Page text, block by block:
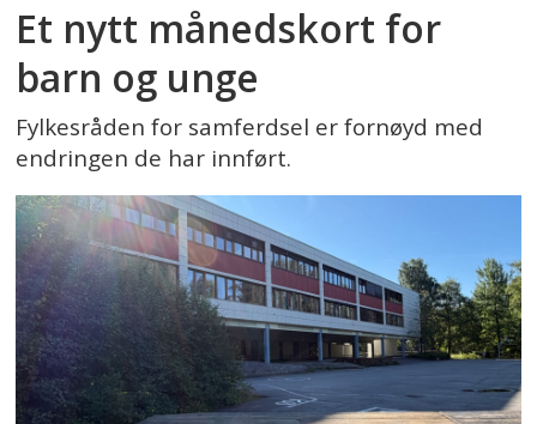
Et nytt månedskort for
barn og unge
Fylkesråden for samferdsel er fornøyd med
endringen de har innført.